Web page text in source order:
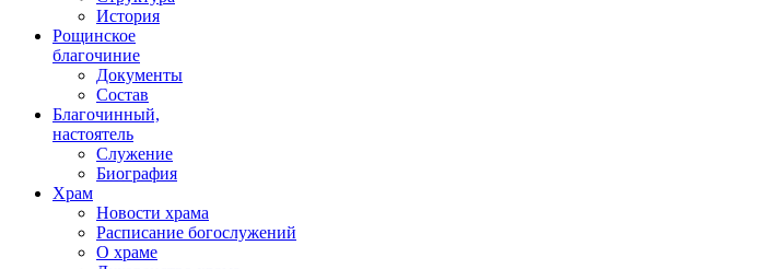
История
Рощинское
благочиние
Документы
Состав
Благочинный,
настоятель
Служение
Биография
Храм
Новости храма
Расписание богослужений
О храме